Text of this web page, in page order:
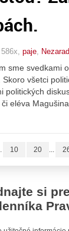
paje,
sme svedkami
všetci
politických
eléva
10 20 ...
si